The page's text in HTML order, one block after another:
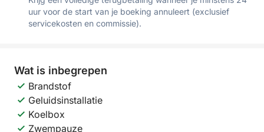
uur voor de start van je boeking annuleert (exclusief
servicekosten en commissie).
Wat is inbegrepen
Brandstof
Geluidsinstallatie
Koelbox
Zwempauze